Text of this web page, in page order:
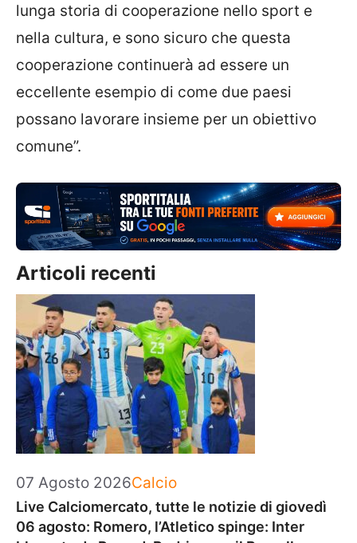
lunga storia di cooperazione nello sport e
nella cultura, e sono sicuro che questa
cooperazione continuerà ad essere un
eccellente esempio di come due paesi
possano lavorare insieme per un obiettivo
comune”.
Articoli recenti
07 Agosto 2026Categorie
Calcio
Live Calciomercato, tutte le notizie di giovedì
06 agosto: Romero, l’Atletico spinge: Inter